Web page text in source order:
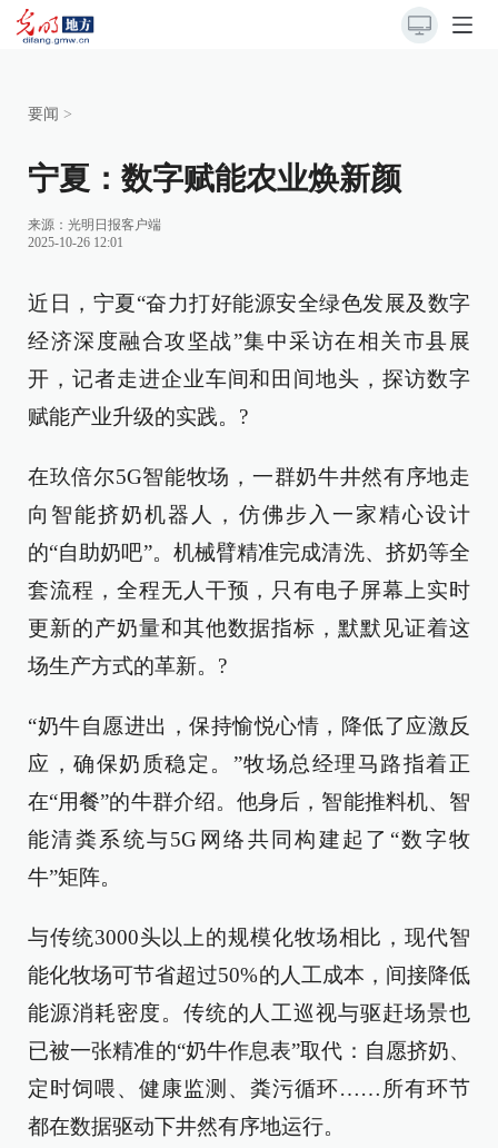
要闻 >
宁夏：数字赋能农业焕新颜
来源： 光明日报客户端
2025-10-26 12:01
近日，宁夏“奋力打好能源安全绿色发展及数字
经济深度融合攻坚战”集中采访在相关市县展
开，记者走进企业车间和田间地头，探访数字
赋能产业升级的实践。?
在玖倍尔5G智能牧场，一群奶牛井然有序地走
向智能挤奶机器人，仿佛步入一家精心设计
的“自助奶吧”。机械臂精准完成清洗、挤奶等全
套流程，全程无人干预，只有电子屏幕上实时
更新的产奶量和其他数据指标，默默见证着这
场生产方式的革新。?
“奶牛自愿进出，保持愉悦心情，降低了应激反
应，确保奶质稳定。”牧场总经理马路指着正
在“用餐”的牛群介绍。他身后，智能推料机、智
能清粪系统与5G网络共同构建起了“数字牧
牛”矩阵。
与传统3000头以上的规模化牧场相比，现代智
能化牧场可节省超过50%的人工成本，间接降低
能源消耗密度。传统的人工巡视与驱赶场景也
已被一张精准的“奶牛作息表”取代：自愿挤奶、
定时饲喂、健康监测、粪污循环……所有环节
都在数据驱动下井然有序地运行。